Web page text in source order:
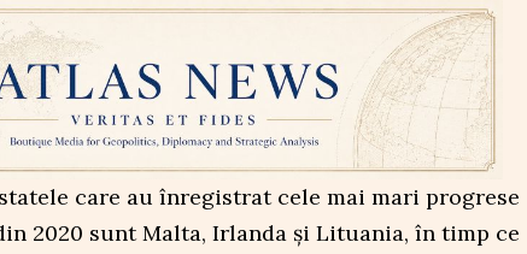
care au înregistrat cele mai mari progrese
2020 sunt Malta, Irlanda și Lituania, în timp ce